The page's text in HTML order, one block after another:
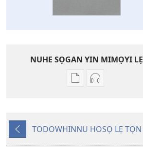
NUHE SỌGAN YIN MIMỌYI LẸ
Lehe
yin
Lehe
yin
Yigodo
TODOWHINNU HOSỌ LẸ TỌN